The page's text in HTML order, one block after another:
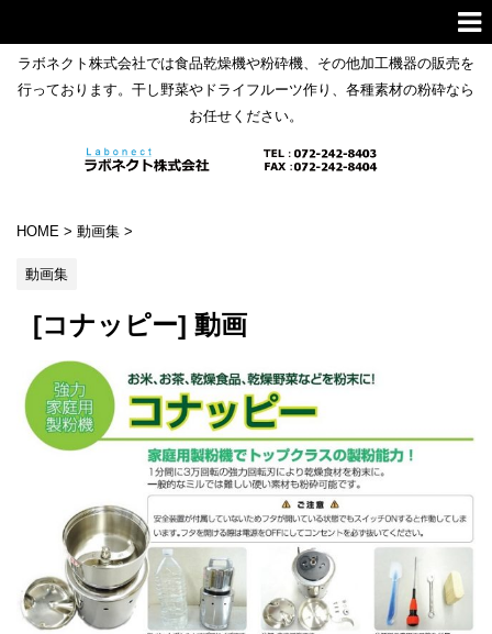
ラボネクト株式会社では食品乾燥機や粉砕機、その他加工機器の販売を
行っております。干し野菜やドライフルーツ作り、各種素材の粉砕なら
お任せください。
HOME > 動画集 >
動画集
[コナッピー] 動画